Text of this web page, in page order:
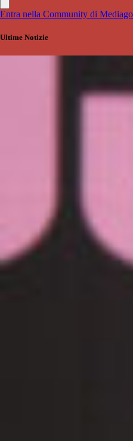
Entra nella Community di
Ultime Notizie